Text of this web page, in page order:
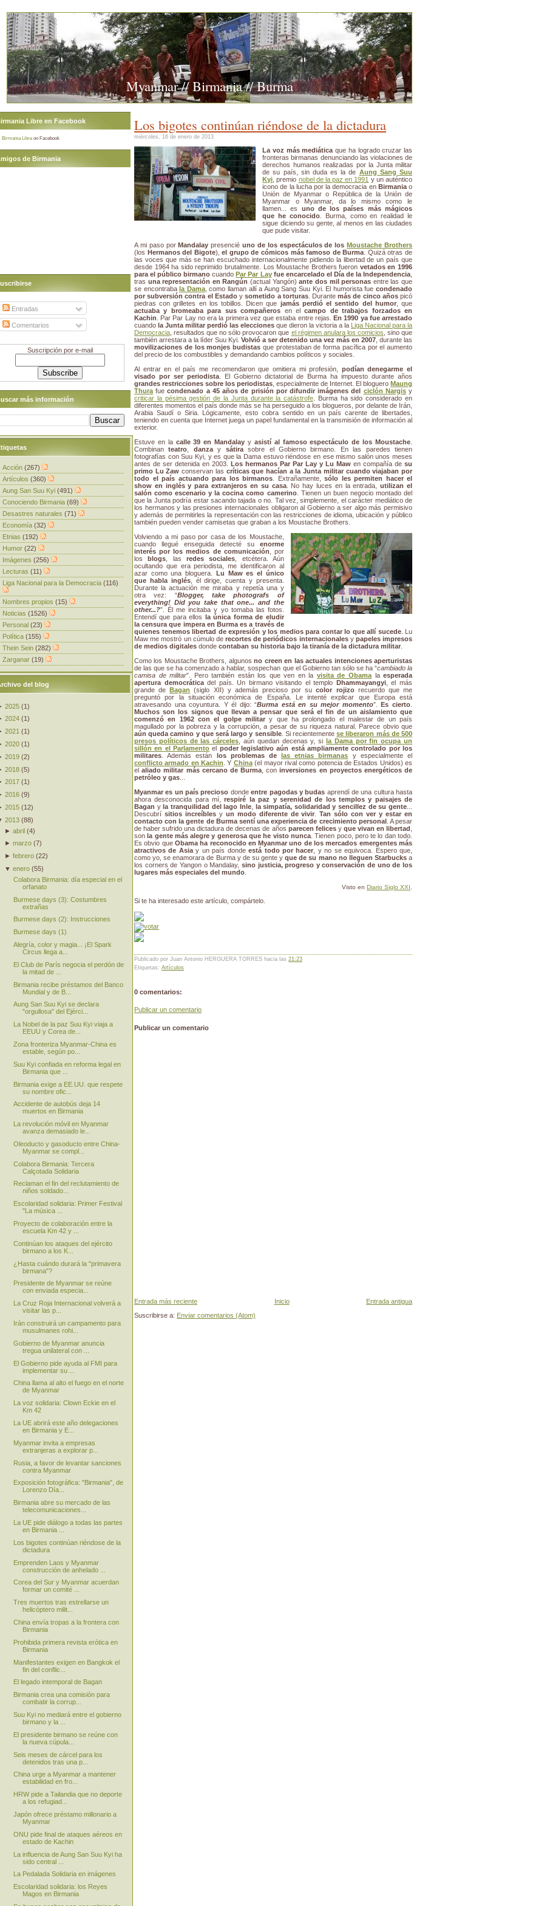
Myanmar // Birmania // Burma
Los bigotes continúan riéndose de la dictadura
miércoles, 16 de enero de 2013
La voz más mediática que ha logrado cruzar las
fronteras birmanas denunciando las violaciones de
derechos humanos realizadas por la Junta militar
de su país, sin duda es la de Aung Sang Suu
Kyi , premio nobel de la paz en 1991 y un auténtico
icono de la lucha por la democracia en Birmaniao
Unión de Myanmar o República de la Unión de
Myanmar o Myanmar, da lo mismo como le
llamen... es uno de los países más mágicos
que he conocido. Burma, como en realidad le
sigue diciendo su gente, al menos en las ciudades
que pude visitar.
A mi paso porMandalay presenciéuno de los espectáculos de losMoustache Brothers
(los Hermanos del Bigote),el grupo de cómicos más famoso de Burma . Quizá otras de
las voces que más se han escuchado internacionalmente pidiendo la libertad de un país que
desde 1964 ha sido reprimido brutalmente. Los Moustache Brothers fueron vetados en 1996
para el público birmano cuandoPar Par Layfue encarcelado el Día de la Independencia
tras una representación en Rangún (actual Yangón)ante dos mil personas entre las que
se encontrabala Dama, como llaman allí a Aung Sang Suu Kyi. El humorista fuecondenado
por subversión contra el Estadoysometido a torturas. Durantemás de cinco añospicó
piedras con grilletes en los tobillos. Dicen que jamás perdió el sentido del humor, que
actuaba y bromeaba para sus compañeros en elcampo de trabajos forzados en
Kachin . Par Par Lay no era la primera vez que estaba entre rejas.En 1990 ya fue arrestado
cuando la Junta militar perdió las elecciones que dieron la victoria a la Liga Nacional para la
Democracia , resultados que no sólo provocaron que el régimen anulara los comicios , sino que
también arrestara a la líder Suu Kyi. Volvió a ser detenido una vez más en 2007 , durante las
movilizaciones de los monjes budistas que protestaban de forma pacífica por el aumento
del precio de los combustibles y demandando cambios políticos y sociales.
Al entrar en el país me recomendaron que omitiera mi profesión, podían denegarme el
visado por ser periodista . El Gobierno dictatorial de Burma ha impuesto durante años
grandes restricciones sobre los periodistas , especialmente de Internet. El bloguero Maung
Thura fuecondenado a 45 años de prisión por difundir imágenes del ciclón Nargisy
criticar la pésima gestión de la Junta durante la catástrofe . Burma ha sido considerado en
diferentes momentos el país donde más se ha perseguido a los blogueros, por delante de Irán,
Arabia Saudí o Siria. Lógicamente, esto cobra sentido en un país carente de libertades,
teniendo en cuenta que Internet juega un papel fundamental en la transmisión de información al
exterior.
Estuve en la calle 39 en Mandalay y asistí al famoso espectáculo de los Moustache
Combinanteatro danzay sátirasobre el Gobierno birmano. En las paredes tienen
fotografías con Suu Kyi, y es que la Dama estuvo riéndose en ese mismo salón unos meses
antes de ser detenida en 2003. Los hermanos Par Par Lay y Lu Maw en compañía de su
primo Lu Zaw conservan las críticas que hacían a la Junta militar cuando viajaban por
todo el país actuando para los birmanos . Extrañamente, sólo les permiten hacer el
show en inglés y para extranjeros en su casa. No hay luces en la entrada,utilizan el
salón como escenario y la cocina como camerino. Tienen un buen negocio montado del
que la Junta podría estar sacando tajada o no. Tal vez, simplemente, el carácter mediático de
los hermanos y las presiones internacionales obligaron al Gobierno a ser algo más permisivo
y además de permitirles la representación con las restricciones de idioma, ubicación y público
también pueden vender camisetas que graban a los Moustache Brothers.
Volviendo a mi paso por casa de los Moustache,
cuando llegué enseguida detecté su enorme
interés por los medios de comunicación , por
losblogs , las redes sociales , etcétera. Aún
ocultando que era periodista, me identificaron al
azar como una bloguera. Lu Maw es el único
que habla inglés, él dirige, cuenta y presenta.
Durante la actuación me miraba y repetía una y
otra vez: “Blogger, take photografs of
everything! Did you take that one... and the
other...?”. Él me incitaba y yo tomaba las fotos.
Entendí que para ellos la única forma de eludir
la censura que impera en Burma es a través de
quienes tenemos libertad de expresión y los medios para contar lo que allí sucede. Lu
Maw me mostró un cúmulo de recortes de periódicos internacionalesy papeles impresos
de medios digitales donde contaban su historia bajo la tiranía de la dictadura militar
Como los Moustache Brothers, algunosno creen en las actuales intenciones aperturistas
de las que se ha comenzado a hablar, sospechan que el Gobierno tan sólo se ha “cambiado la
camisa de militar”. Pero también están los que ven en la visita de Obamalaesperada
apertura democráticadel país. Un birmano visitando el templo Dhammayangyi, el más
grande deBagan (siglo XII) y además precioso por sucolor rojizorecuerdo que me
preguntó por la situación económica de España. Le intenté explicar que Europa está
atravesando una coyuntura. Y él dijo: “Burma está en su mejor momento”.Es cierto
Muchos son los signos que llevan a pensar que será el fin de un aislamiento que
comenzó en 1962 con el golpe militar y que ha prolongado el malestar de un país
magullado por la pobreza y la corrupción, a pesar de su riqueza natural. Parece obvio que
aún queda camino y que será largo y sensible. Si recientementese liberaron más de 500
presos políticos de las cárceles , aún quedan decenas y, sila Dama por fin ocupa un
sillón en el Parlamento el poder legislativo aún está ampliamente controlado por los
militares . Además están los problemas delas etnias birmanas y especialmente el
conflicto armado en Kachin . Y China(el mayor rival como potencia de Estados Unidos) es
elaliado militar más cercano de Burma , coninversiones en proyectos energéticos de
petróleo y gas
Myanmar es un país precioso dondeentre pagodas y budas aprendí de una cultura hasta
ahora desconocida para mí,respiré la paz y serenidad de los templos y paisajes de
Bagan yla tranquilidad del lago Inle, la simpatía, solidaridad y sencillez de su gente
Descubrí sitios increíblesy un modo diferente de vivir .Tan sólo con ver y estar en
contacto con la gente de Burma sentí una experiencia de crecimiento personal. A pesar
de haber sufrido una dictadura de decenas de años parecen felicesy que vivan en libertad
sonla gente más alegre y generosa que he visto nunca. Tienen poco, pero te lo dan todo.
Es obvio que Obama ha reconocido en Myanmar uno de los mercados emergentes más
atractivos de Asiay un país dondeestá todo por hacer , y no se equivoca. Espero que,
como yo, se enamorara de Burma y de su gente yque de su mano no lleguen Starbucksa
los corners de Yangon o Mandalay, sino justicia, progreso y conservación de uno de los
lugares más especiales del mundo
Visto en Diario Siglo XXI
Si te ha interesado este artículo, compártelo.
Publicado por Juan Antonio HERGUERA TORRES hacia las 21:23
Etiquetas: Artículos
0 comentarios:
Publicar un comentario
Publicar un comentario
Entrada más reciente Entrada antigua
Inicio
Suscribirse a: Enviar comentarios (Atom)
Libre en Facebook
Birmania Libre on Facebook
de Birmania
Entradas
Comentarios
Suscripción por e-mail
más información
Acción (267)
Artículos (360)
Aung San Suu Kyi (491)
Conociendo Birmania (69)
Desastres naturales (71)
Economía (32)
Etnias (192)
Humor (22)
Imágenes (256)
Lecturas (11)
Liga Nacional para la Democracia (116)
Nombres propios (15)
Noticias (1526)
Personal (23)
Política (155)
Thein Sein (282)
Zarganar (19)
del blog
2025 (1)
2024 (1 )
2021 (1)
2020 (1)
2019 (2)
2018 (5)
2017 (1 )
2016 (9)
2015 (12)
2013 (88)
►abril (4)
►marzo (7)
►febrero (22)
▼enero (55)
Colabora Birmania: día especial en el
orfanato
Burmese days (3): Costumbres
extrañas
Burmese days (2): Instrucciones
Burmese days (1)
Alegría, color y magia... ¡El Spark
Circus llega a...
El Club de París negocia el perdón de
la mitad de ...
Birmania recibe préstamos del Banco
Mundial y de B...
Aung San Suu Kyi se declara
"orgullosa" del Ejérci...
La Nobel de la paz Suu Kyi viaja a
EEUU y Corea de...
Zona fronteriza Myanmar-China es
estable, según po...
Suu Kyi confiada en reforma legal en
Birmania que ...
Birmania exige a EE.UU. que respete
su nombre ofic...
Accidente de autobús deja 14
muertos en Birmania
La revolución móvil en Myanmar
avanza demasiado le...
Oleoducto y gasoducto entre China-
Myanmar se compl...
Colabora Birmania: Tercera
Calçotada Solidaria
Reclaman el fin del reclutamiento de
niños soldado...
Escolaridad solidaria: Primer Festival
"La música ...
Proyecto de colaboración entre la
escuela Km 42 y ...
Continúan los ataques del ejército
birmano a los K...
¿Hasta cuándo durará la "primavera
birmana"?
Presidente de Myanmar se reúne
con enviada especia...
La Cruz Roja Internacional volverá a
visitar las p...
Irán construirá un campamento para
musulmanes rohi...
Gobierno de Myanmar anuncia
tregua unilateral con ...
El Gobierno pide ayuda al FMI para
implementar su ...
China llama al alto el fuego en el norte
de Myanmar
La voz solidaria: Clown Eckie en el
Km 42
La UE abrirá este año delegaciones
en Birmania y E...
Myanmar invita a empresas
extranjeras a explorar p...
Rusia, a favor de levantar sanciones
contra Myanmar
Exposición fotográfica: "Birmania", de
Lorenzo Día...
Birmania abre su mercado de las
telecomunicaciones...
La UE pide diálogo a todas las partes
en Birmania ...
Los bigotes continúan riéndose de la
dictadura
Emprenden Laos y Myanmar
construcción de anhelado ...
Corea del Sur y Myanmar acuerdan
formar un comité ...
Tres muertos tras estrellarse un
helicóptero milit...
China envía tropas a la frontera con
Birmania
Prohibida primera revista erótica en
Birmania
Manifestantes exigen en Bangkok el
fin del conflic...
El legado intemporal de Bagan
Birmania crea una comisión para
combatir la corrup...
Suu Kyi no mediará entre el gobierno
birmano y la ...
El presidente birmano se reúne con
la nueva cúpula...
Seis meses de cárcel para los
detenidos tras una p...
China urge a Myanmar a mantener
estabilidad en fro...
HRW pide a Tailandia que no deporte
a los refugiad...
Japón ofrece préstamo millonario a
Myanmar
ONU pide final de ataques aéreos en
estado de Kachin
La influencia de Aung San Suu Kyi ha
sido central ...
La Pedalada Solidaria en imágenes
Escolaridad solidaria: los Reyes
Magos en Birmania